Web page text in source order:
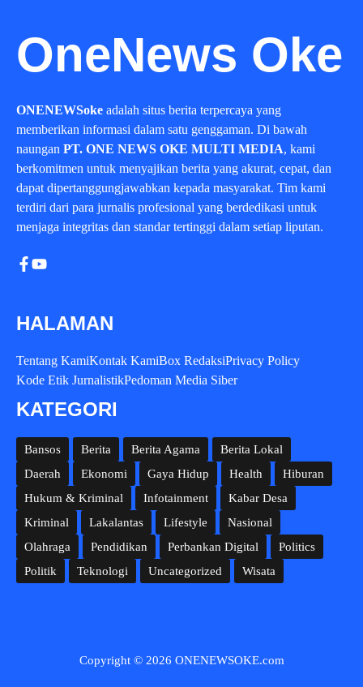
OneNews Oke
ONENEWSoke adalah situs berita terpercaya yang
memberikan informasi dalam satu genggaman. Di bawah
naungan PT. ONE NEWS OKE MULTI MEDIA, kami
berkomitmen untuk menyajikan berita yang akurat, cepat, dan
dapat dipertanggungjawabkan kepada masyarakat. Tim kami
terdiri dari para jurnalis profesional yang berdedikasi untuk
menjaga integritas dan standar tertinggi dalam setiap liputan.
HALAMAN
Tentang KamiKontak KamiBox RedaksiPrivacy Policy
Kode Etik JurnalistikPedoman Media Siber
KATEGORI
Bansos Berita Berita Agama
Berita Lokal
Daerah
Ekonomi Gaya Hidup Health
Hiburan
Hukum & Kriminal
Infotainment
Kabar Desa
Kriminal
Lakalantas Lifestyle
Nasional
Olahraga
Pendidikan Perbankan Digital
Politics
Politik
Teknologi Uncategorized Wisata
Copyright © 2026 ONENEWSOKE.com